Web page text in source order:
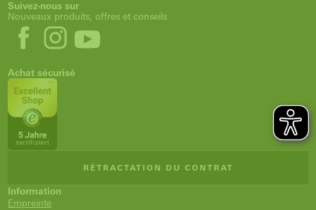
Suivez-nous sur
Nouveaux produits, offres et conseils
Achat sécurisé
RÉTRACTATION DU CONTRAT
Information
Empreinte